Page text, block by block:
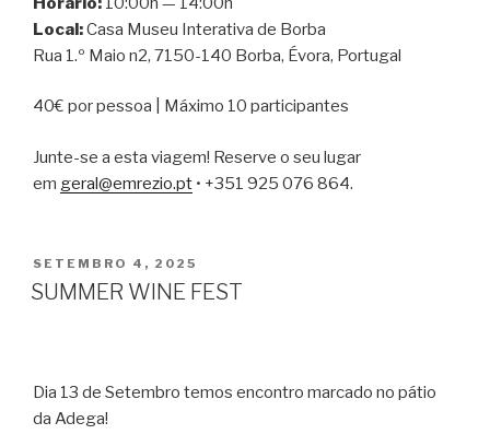
Local:Casa Museu Interativa de Borba
Rua 1.º Maio n2, 7150-140 Borba, Évora, Portugal
40€ por pessoa | Máximo 10 participantes
Junte-se a esta viagem! Reserve o seu lugar
em geral@emrezio.pt • +351 925 076 864.
PUBLICADO
EM
SETEMBRO 4, 2025
SUMMER WINE FEST
Dia 13 de Setembro temos encontro marcado no pátio
da Adega!